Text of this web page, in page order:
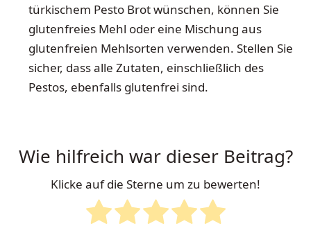
türkischem Pesto Brot wünschen, können Sie
glutenfreies Mehl oder eine Mischung aus
glutenfreien Mehlsorten verwenden. Stellen Sie
sicher, dass alle Zutaten, einschließlich des
Pestos, ebenfalls glutenfrei sind.
Wie hilfreich war dieser Beitrag?
Klicke auf die Sterne um zu bewerten!